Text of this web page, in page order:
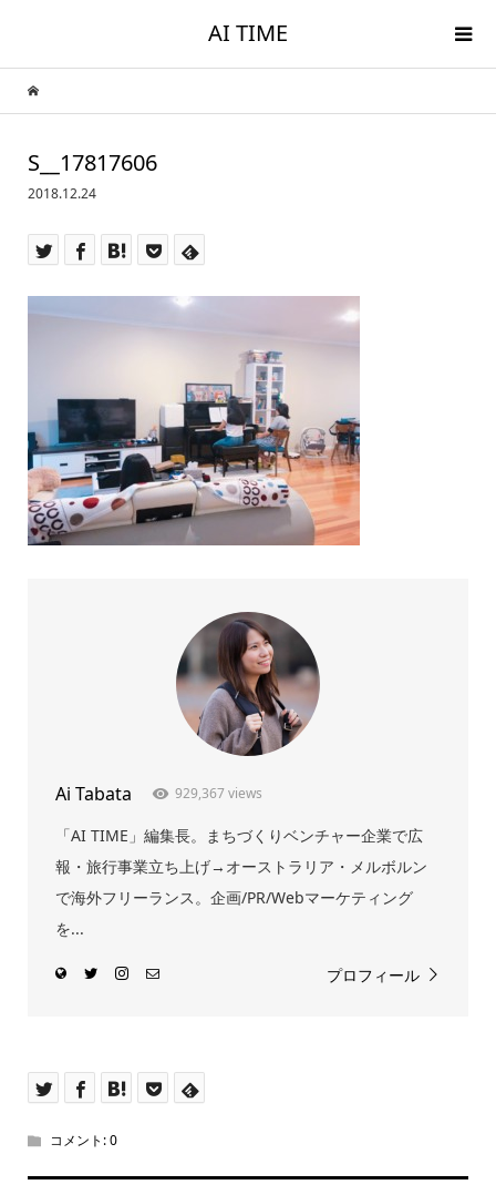
AI TIME
S__17817606
2018.12.24
Ai Tabata 929,367 views
「AI TIME」編集長。まちづくりベンチャー企業で広
報・旅行事業立ち上げ→オーストラリア・メルボルン
で海外フリーランス。企画/PR/Webマーケティング
を...
プロフィール
コメント:0